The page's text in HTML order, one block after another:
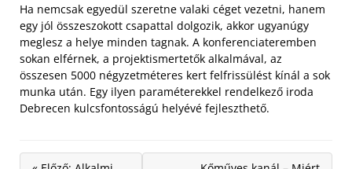
Ha nemcsak egyedül szeretne valaki céget vezetni, hanem
egy jól összeszokott csapattal dolgozik, akkor ugyanúgy
meglesz a helye minden tagnak. A konferenciateremben
sokan elférnek, a projektismertetők alkalmával, az
összesen 5000 négyzetméteres kert felfrissülést kínál a sok
munka után. Egy ilyen paraméterekkel rendelkező iroda
Debrecen kulcsfontosságú helyévé fejleszthető.